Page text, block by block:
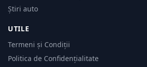
Știri auto
UTILE
Termeni și Condiții
Politica de Confidențialitate